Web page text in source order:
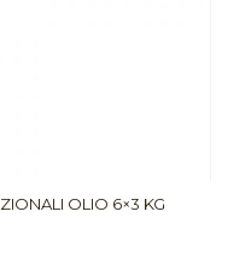
OLIO 6×3 KG